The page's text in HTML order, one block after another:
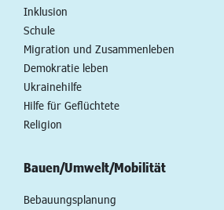
Inklusion
Schule
Migration und Zusammenleben
Demokratie leben
Ukrainehilfe
Hilfe für Geflüchtete
Religion
Bauen/Umwelt/Mobilität
Bebauungsplanung